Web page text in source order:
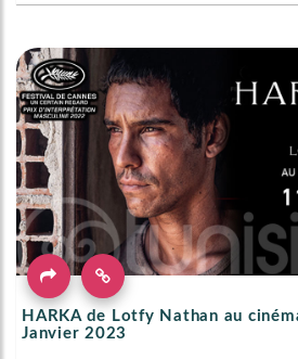
HARKA de Lotfy Nathan au
Janvier 2023